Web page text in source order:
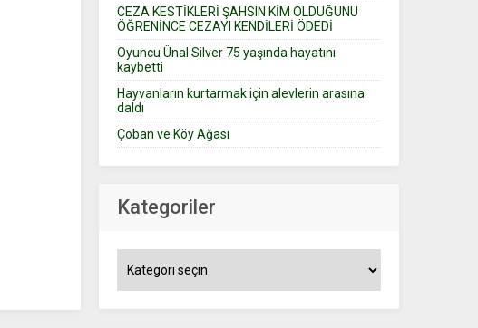
CEZA KESTİKLERİ ŞAHSIN KİM OLDUĞUNU
ÖĞRENİNCE CEZAYI KENDİLERİ ÖDEDİ
Oyuncu Ünal Silver 75 yaşında hayatını
kaybetti
Hayvanların kurtarmak için alevlerin arasına
daldı
Çoban ve Köy Ağası
Kategoriler